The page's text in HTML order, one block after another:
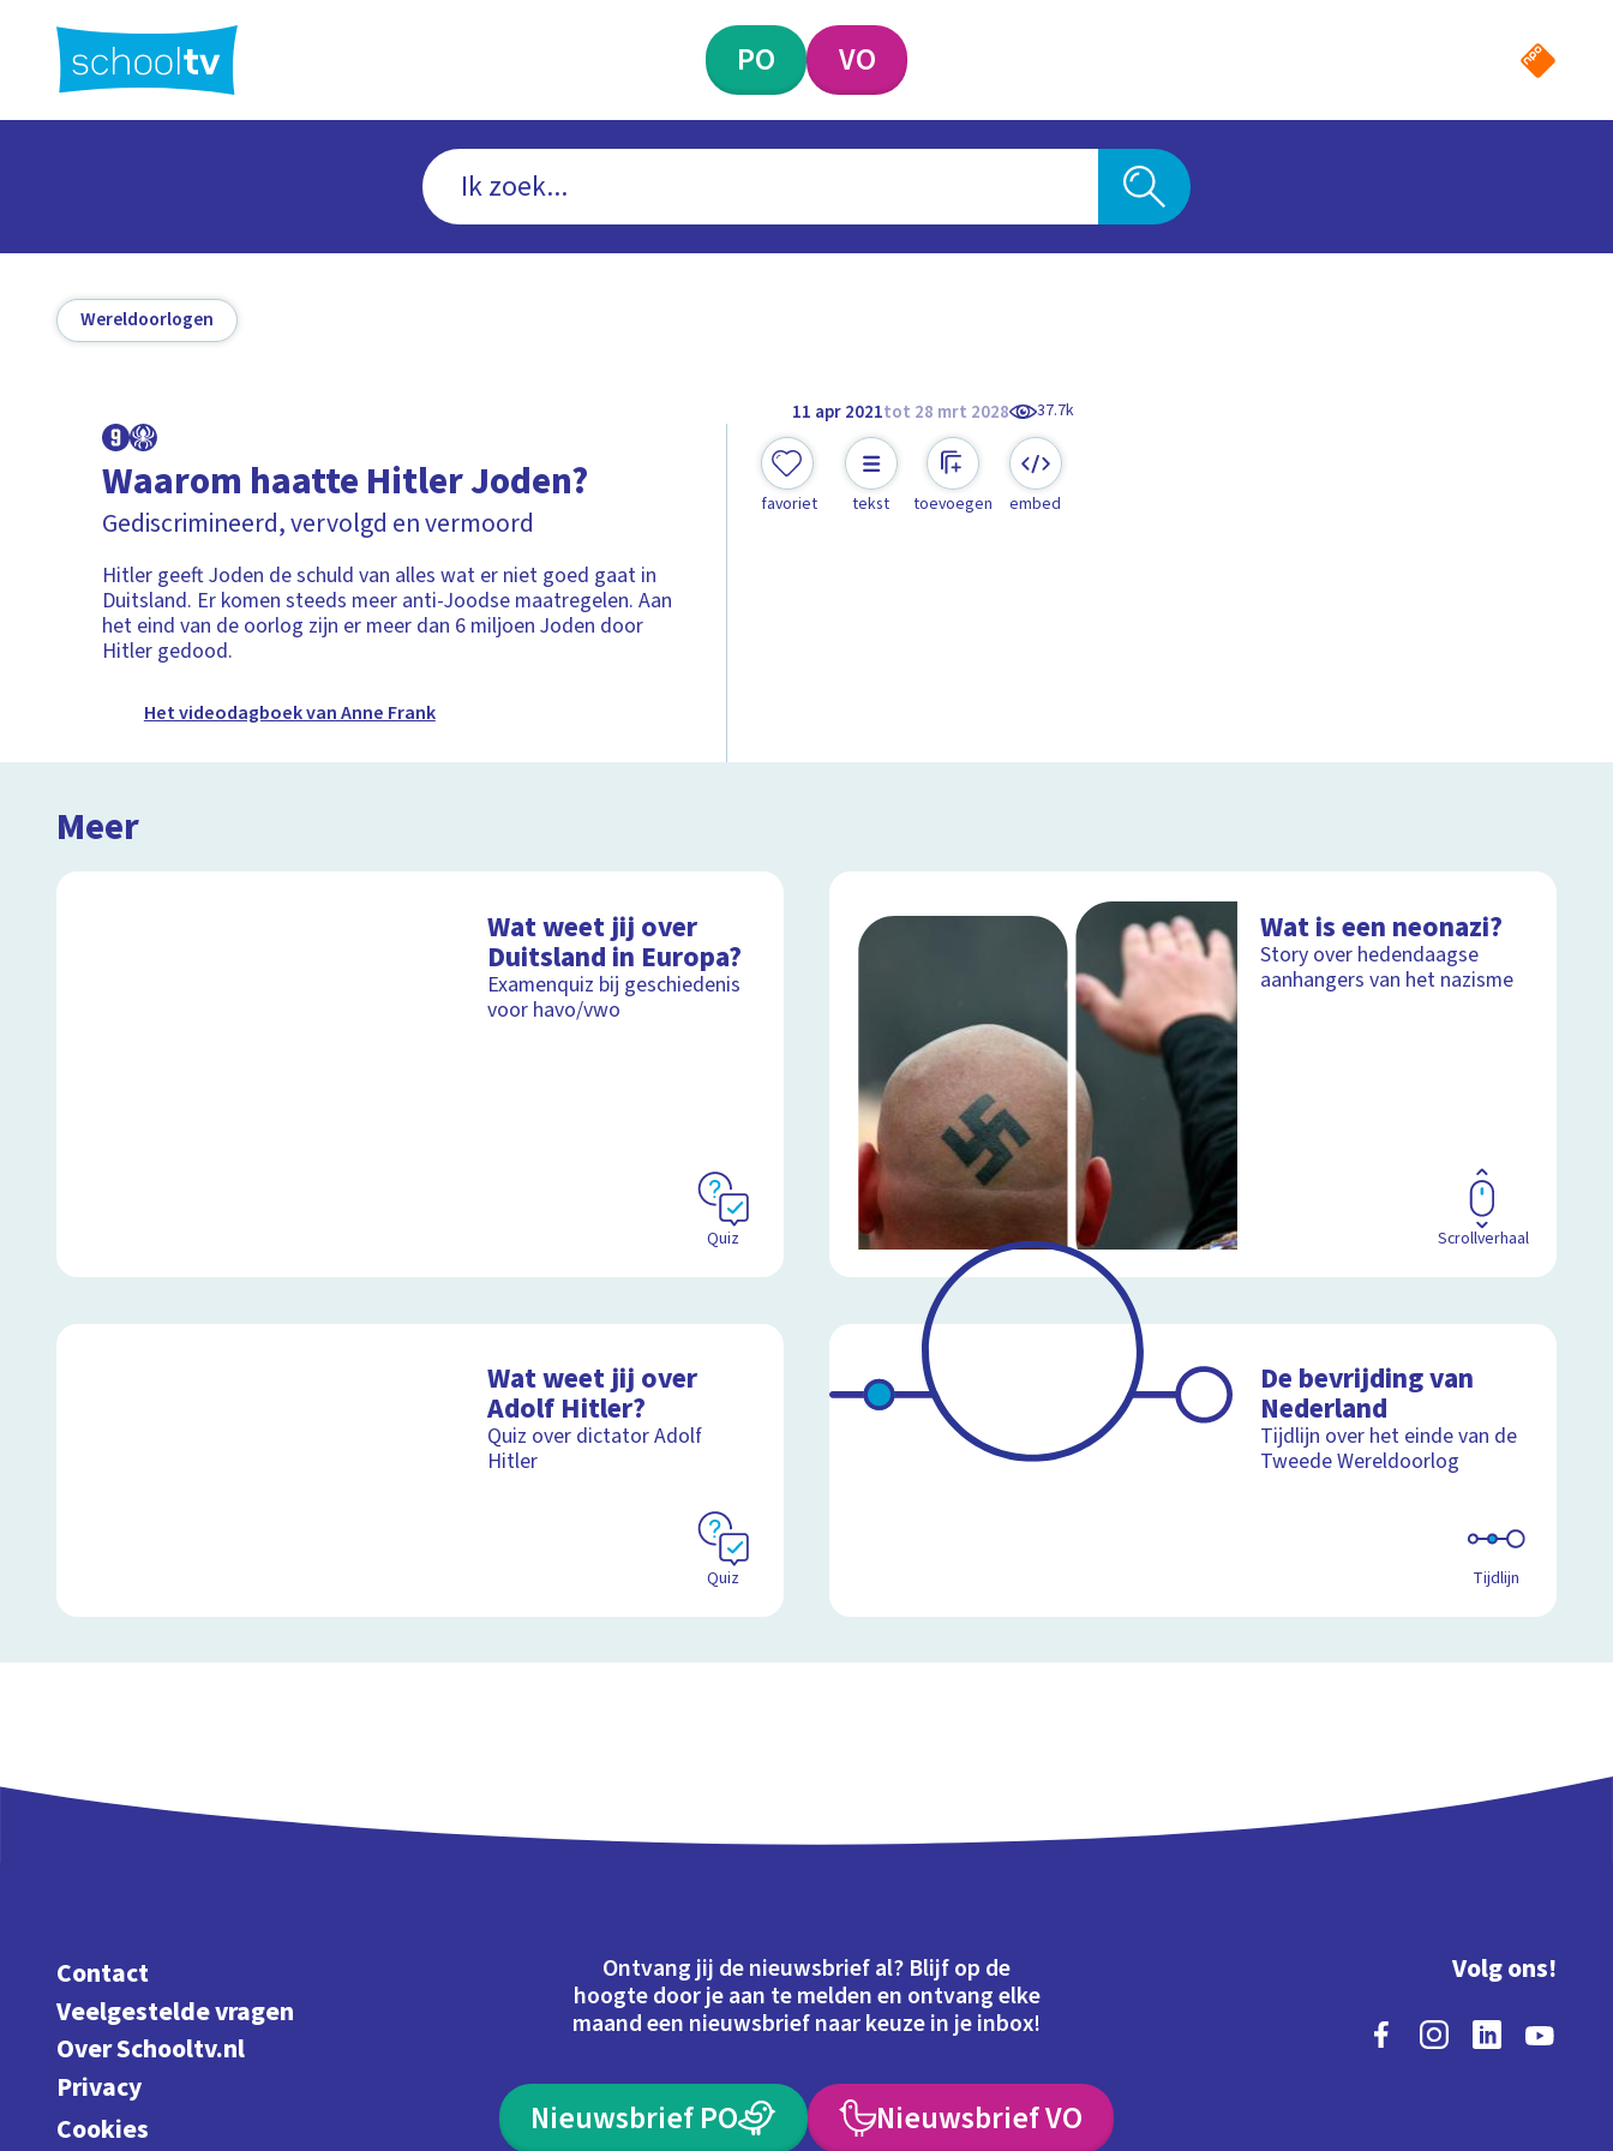
hoofdinhoud
PO VO
Wereldoorlogen
11 apr 2021tot 28 mrt 2028 37.7k
Waarom haatte Hitler Joden?
Gediscrimineerd, vervolgd en vermoord
Hitler geeft Joden de schuld van alles wat er niet goed gaat in
Duitsland. Er komen steeds meer anti-Joodse maatregelen. Aan
het eind van de oorlog zijn er meer dan 6 miljoen Joden door
Hitler gedood.
Het videodagboek van Anne Frank
favoriet tekst toevoegen embed
Meer
Wat weet jij over
Duitsland in Europa?
Examenquiz bij geschiedenis
voor havo/vwo
Quiz
Wat is een neonazi?
Story over hedendaagse
aanhangers van het nazisme
Scrollverhaal
Wat weet jij over
Adolf Hitler?
Quiz over dictator Adolf
Hitler
Quiz
De bevrijding van
Nederland
Tijdlijn over het einde van de
Tweede Wereldoorlog
Tijdlijn
Contact
Veelgestelde vragen
Over Schooltv.nl
Privacy
Cookies
Ontvang jij de nieuwsbrief al? Blijf op de
hoogte door je aan te melden en ontvang elke
maand een nieuwsbrief naar keuze in je inbox!
Nieuwsbrief PO Nieuwsbrief VO
Volg ons!